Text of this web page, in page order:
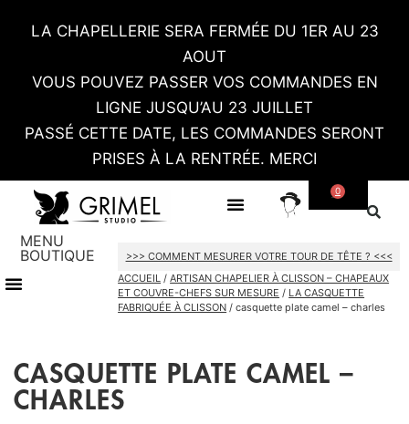
LA CHAPELLERIE SERA FERMÉE DU 1ER AU 23
AOUT
VOUS POUVEZ PASSER VOS COMMANDES EN
LIGNE JUSQU’AU 23 JUILLET
PASSÉ CETTE DATE, LES COMMANDES SERONT
PRISES À LA RENTRÉE. MERCI
0
MENU
BOUTIQUE
>>> COMMENT MESURER VOTRE TOUR DE TÊTE ? <<<
ACCUEIL /ARTISAN CHAPELIER À CLISSON – CHAPEAUX
ET COUVRE-CHEFS SUR MESURE / LA CASQUETTE
FABRIQUÉE À CLISSON / casquette plate camel – charles
CASQUETTE PLATE CAMEL –
CHARLES